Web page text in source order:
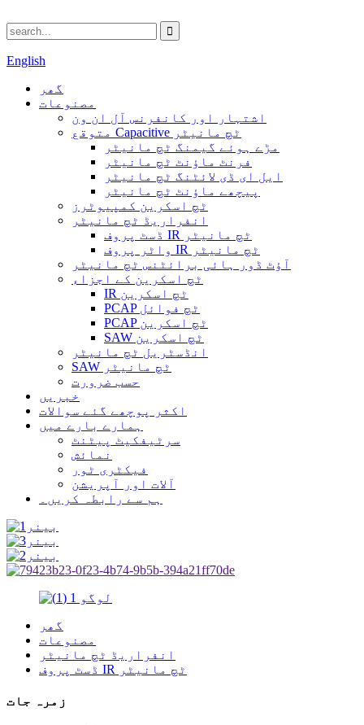
English
گھر
مصنوعات
اشتہار اور کانفرنس آل ان ون
متوقع Capacitive ٹچ مانیٹر
مڑے ہوئے گیمنگ ٹچ مانیٹر
فرنٹ ماؤنٹ ٹچ مانیٹر
ایل ای ڈی لائٹنگ ٹچ مانیٹر
پیچھے ماؤنٹ ٹچ مانیٹر
ٹچ اسکرین کمپیوٹرز
انفراریڈ ٹچ مانیٹر
ڈسٹ پروف IR ٹچ مانیٹر
واٹر پروف IR ٹچ مانیٹر
آؤٹ ڈور ہائی برائٹنس ٹچ مانیٹر
ٹچ اسکرین کے اجزاء
IR ٹچ اسکرین
PCAP ٹچ فوائل
PCAP ٹچ اسکرین
SAW ٹچ اسکرین
انڈسٹریل ٹچ مانیٹر
SAW ٹچ مانیٹر
حسب ضرورت
خبریں
اکثر پوچھے گئے سوالات
ہمارے بارے میں
سرٹیفکیٹ پیٹنٹ
نمائش
فیکٹری ٹور
آلات اور آپریشن
ہم سے رابطہ کریں۔
گھر
مصنوعات
انفراریڈ ٹچ مانیٹر
ڈسٹ پروف IR ٹچ مانیٹر
زمرہ جات